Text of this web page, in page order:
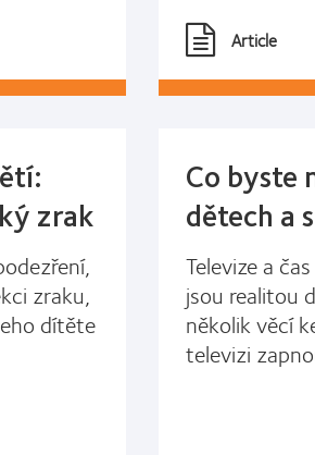
Article
zrak
zraku,
dítěte
Co byste
dětech a
Televize a
jsou realitou
několik věcí
televizi